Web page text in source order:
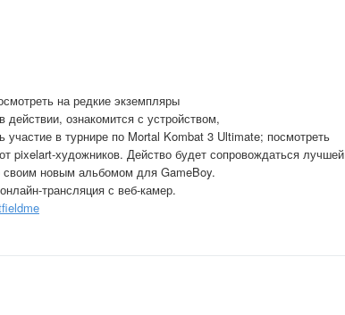
на редкие экземпляры
ознакомится с устройством,
в турнире по Mortal Kombat 3 Ultimate; посмотреть
pixelart-художников. Действо будет сопровождаться лучшей
своим новым альбомом для GameBoy.
трансляция с веб-камер.